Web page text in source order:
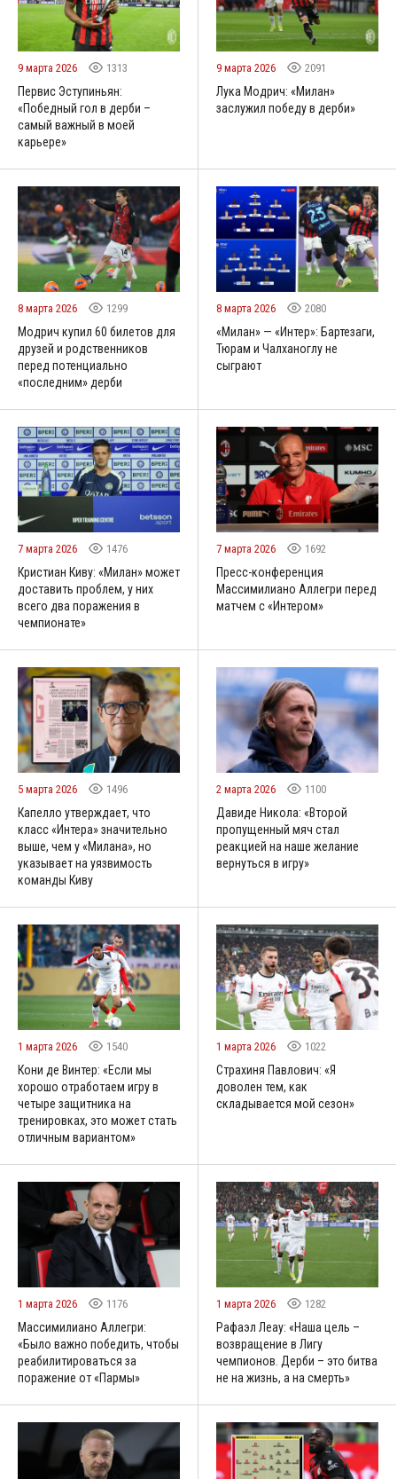
9 марта 2026 1313
Первис Эступиньян:
«Победный гол в дерби –
самый важный в моей
карьере»
9 марта 2026 2091
Лука Модрич: «Милан»
заслужил победу в дерби»
8 марта 2026 1299
Модрич купил 60 билетов для
друзей и родственников
перед потенциально
«последним» дерби
8 марта 2026 2080
«Милан» — «Интер»: Бартезаги,
Тюрам и Чалханоглу не
сыграют
7 марта 2026 1476
Кристиан Киву: «Милан» может
доставить проблем, у них
всего два поражения в
чемпионате»
7 марта 2026 1692
Пресс-конференция
Массимилиано Аллегри перед
матчем с «Интером»
5 марта 2026 1496
Капелло утверждает, что
класс «Интера» значительно
выше, чем у «Милана», но
указывает на уязвимость
команды Киву
2 марта 2026 1100
Давиде Никола: «Второй
пропущенный мяч стал
реакцией на наше желание
вернуться в игру»
1 марта 2026 1540
Кони де Винтер: «Если мы
хорошо отработаем игру в
четыре защитника на
тренировках, это может стать
отличным вариантом»
1 марта 2026 1022
Страхиня Павлович: «Я
доволен тем, как
складывается мой сезон»
1 марта 2026 1176
Массимилиано Аллегри:
«Было важно победить, чтобы
реабилитироваться за
поражение от «Пармы»
1 марта 2026 1282
Рафаэл Леау: «Наша цель –
возвращение в Лигу
чемпионов. Дерби – это битва
не на жизнь, а на смерть»